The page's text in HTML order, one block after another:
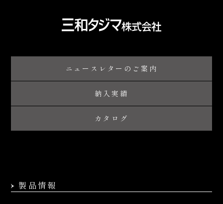
ニュースレターのご案内
納入実績
カタログ
製品情報